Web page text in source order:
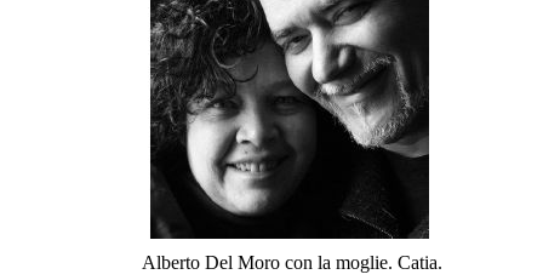
Alberto Del Moro con la moglie. Catia.